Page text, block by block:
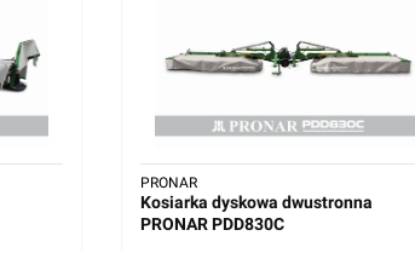
Kosiarka dyskowa dwustronna
PRONAR PDD830C
PRONAR